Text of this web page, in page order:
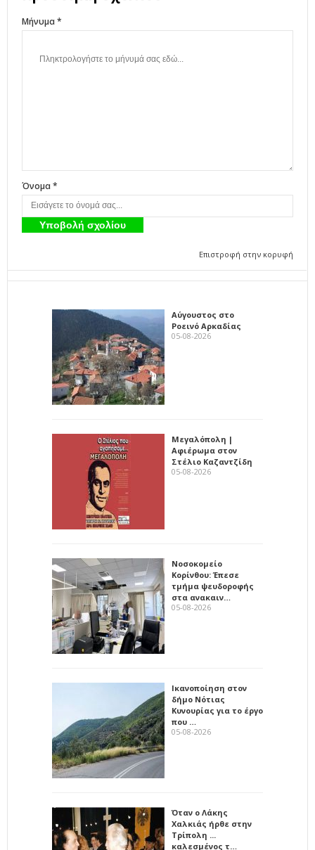
Μήνυμα *
Όνομα *
Επιστροφή στην κορυφή
Αύγουστος στο
Ροεινό Αρκαδίας
05-08-2026
Μεγαλόπολη |
Αφιέρωμα στον
Στέλιο Καζαντζίδη
05-08-2026
Νοσοκομείο
Κορίνθου: Έπεσε
τμήμα ψευδοροφής
στα ανακαιν…
05-08-2026
Ικανοποίηση στον
δήμο Νότιας
Κυνουρίας για το έργο
που …
05-08-2026
Όταν ο Λάκης
Χαλκιάς ήρθε στην
Τρίπολη ...
καλεσμένος τ…